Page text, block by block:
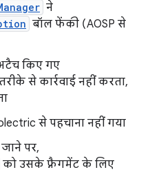
ने
बॉल फेंकी (AOSP से
किए गए
से कार्रवाई नहीं करता,
से पहचाना नहीं गया
पर,
को उसके फ़्रैगमेंट के लिए